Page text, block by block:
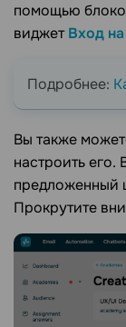
помощью
виджетВход
Подробнее:
Вы также
настроить
предложенный
Прокрутите